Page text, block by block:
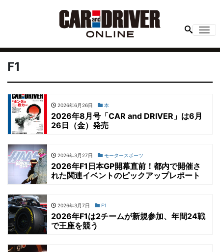
F1
2026年6月26日 本
2026年8月号「CAR and DRIVER」は6月
26日（金）発売
2026年3月27日 モータースポーツ
2026年F1日本GP開幕直前！都内で開催さ
れた関連イベントのピックアップレポート
2026年3月7日 F1
2026年F1は2チームが新規参加、年間24戦
で王座を競う